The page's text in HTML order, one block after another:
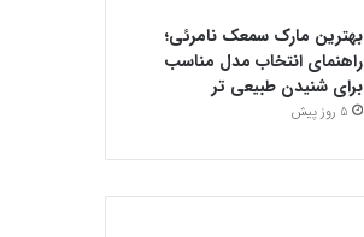
بهترین مارک سمعک نامرئی؛
راهنمای انتخاب مدل مناسب
برای شنیدن طبیعی تر
5 روز پیش